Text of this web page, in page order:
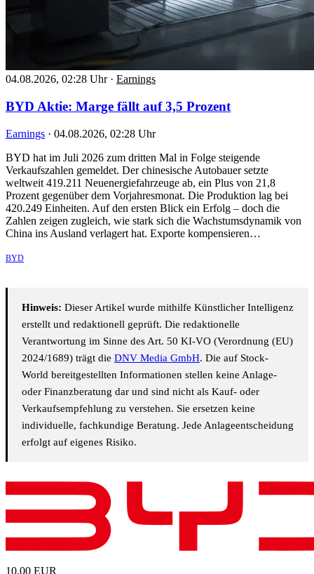
04.08.2026, 02:28 Uhr · Earnings
BYD Aktie: Marge fällt auf 3,5 Prozent
Earnings · 04.08.2026, 02:28 Uhr
BYD hat im Juli 2026 zum dritten Mal in Folge steigende
Verkaufszahlen gemeldet. Der chinesische Autobauer setzte
weltweit 419.211 Neuenergiefahrzeuge ab, ein Plus von 21,8
Prozent gegenüber dem Vorjahresmonat. Die Produktion lag bei
420.249 Einheiten. Auf den ersten Blick ein Erfolg – doch die
Zahlen zeigen zugleich, wie stark sich die Wachstumsdynamik von
China ins Ausland verlagert hat. Exporte kompensieren…
BYD
Hinweis: Dieser Artikel wurde mithilfe Künstlicher Intelligenz
erstellt und redaktionell geprüft. Die redaktionelle
Verantwortung im Sinne des Art. 50 KI-VO (Verordnung (EU)
2024/1689) trägt die DNV Media GmbH. Die auf Stock-
World bereitgestellten Informationen stellen keine Anlage-
oder Finanzberatung dar und sind nicht als Kauf- oder
Verkaufsempfehlung zu verstehen. Sie ersetzen keine
individuelle, fachkundige Beratung. Jede Anlageentscheidung
erfolgt auf eigenes Risiko.
10,00 EUR